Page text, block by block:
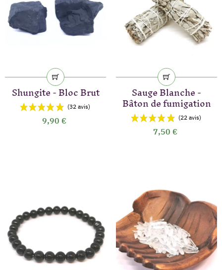
(19 avis)
Shungite - Bloc Brut
9,90 €
Sauge Blanche -
Bâton de fumigation
7,50 €